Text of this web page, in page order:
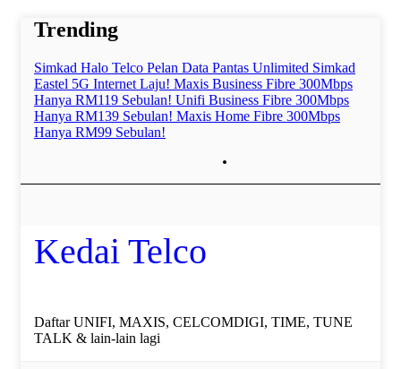
Trending
Simkad Halo Telco Pelan Data Pantas Unlimited Simkad
Eastel 5G Internet Laju! Maxis Business Fibre 300Mbps
Hanya RM119 Sebulan! Unifi Business Fibre 300Mbps
Hanya RM139 Sebulan! Maxis Home Fibre 300Mbps
Hanya RM99 Sebulan!
Kedai Telco
Daftar UNIFI, MAXIS, CELCOMDIGI, TIME, TUNE
TALK & lain-lain lagi